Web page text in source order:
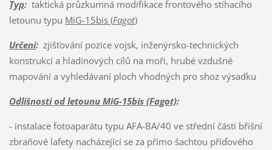
Typ:taktická průzkumná modifikace frontového stíhacího
letounu typu MiG-15bis (Fagot)
Určení:zjišťování pozice vojsk, inženýrsko-technických
konstrukcí a hladinových cílů na moři, hrubé vzdušné
mapování a vyhledávaní ploch vhodných pro shoz výsadku
Odlišnosti od letounu MiG-15bis (Fagot):
- instalace fotoaparátu typu AFA-BA/40 ve střední části břišní
zbraňové lafety nacházející se za přímo šachtou příďového